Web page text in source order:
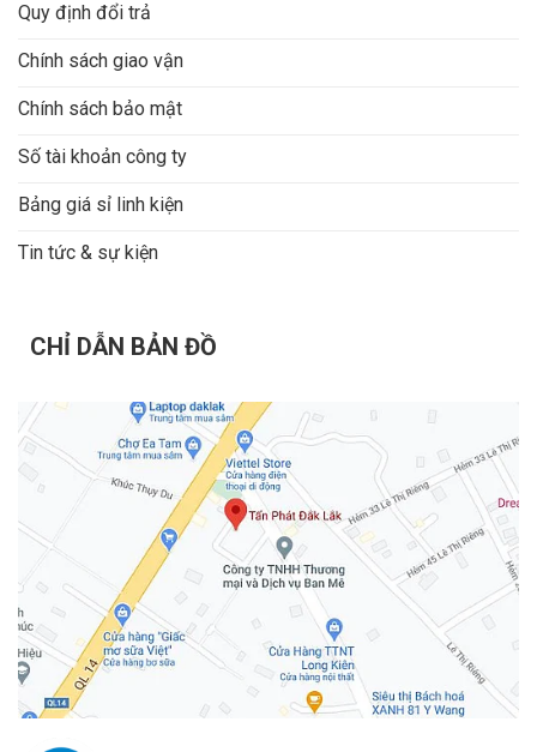
Quy định đổi trả
Chính sách giao vận
Chính sách bảo mật
Số tài khoản công ty
Bảng giá sỉ linh kiện
Tin tức & sự kiện
CHỈ DẪN BẢN ĐỒ